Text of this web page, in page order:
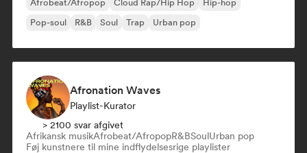
Afrobeat/Afropop Cloud Rap/Hip Hop
Hip-hop
Pop-soul
R&B Soul Trap Urban pop
Afronation Waves
Playlist-Kurator
> 2100 svar afgivet
Afrikansk musikAfrobeat/AfropopR&BSoulUrban pop
Føj kunstnere til mine indflydelsesrige playlister